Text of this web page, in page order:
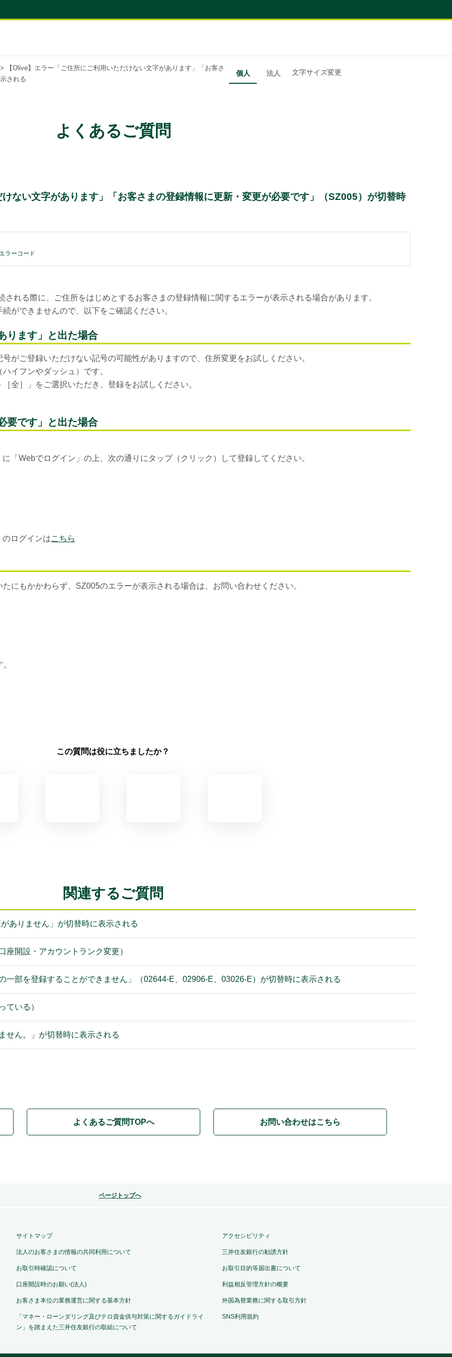
個人 法人 文字サイズ変更
【Olive】エラー「ご住所にご利用いただけない文字があります」「お客さ
される
よくあるご質問
ない文字があります」「お客さまの登録情報に更新・変更が必要です」（SZ005）が切替時
ラーコード
れる際に、ご住所をはじめとするお客さまの登録情報に関するエラーが表示される場合があります。
ができませんので、以下をご確認ください。
ります」と出た場合
がご登録いただけない記号の可能性がありますので、住所変更をお試しください。
イフンやダッシュ）です。
全］」をご選択いただき、登録をお試しください。
要です」と出た場合
「Webでログイン」の上、次の通りにタップ（クリック）して登録してください。
ログインはこちら
にもかかわらず、SZ005のエラーが表示される場合は、お問い合わせください。
この質問は役に立ちましたか？
関連するご質問
ありません」が切替時に表示される
開設・アカウントランク変更）
一部を登録することができません」（02644-E、02906-E、03026-E）が切替時に表示される
ている）
せん。」が切替時に表示される
よくあるご質問TOPへ お問い合わせはこちら
ページトップへ
サイトマップ アクセシビリティ
法人のお客さまの情報の共同利用について 三井住友銀行の勧誘方針
お取引時確認について お取引目的等届出書について
口座開設時のお願い(法人) 利益相反管理方針の概要
お客さま本位の業務運営に関する基本方針 外国為替業務に関する取引方針
「マネー・ローンダリング及びテロ資金供与対策に関するガイドライ
ン」を踏まえた三井住友銀行の取組について
SNS利用規約